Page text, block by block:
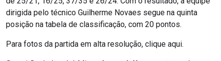
dirigida pelo técnico Guilherme Novaes segue na quinta
posição na tabela de classificação, com 20 pontos.
Para fotos da partida em alta resolução, clique aqui.